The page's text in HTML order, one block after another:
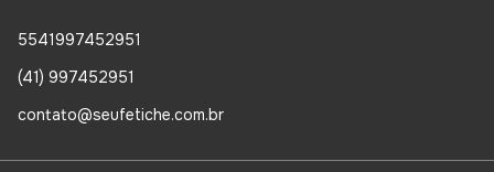
5541997452951
(41) 997452951
contato@seufetiche.com.br